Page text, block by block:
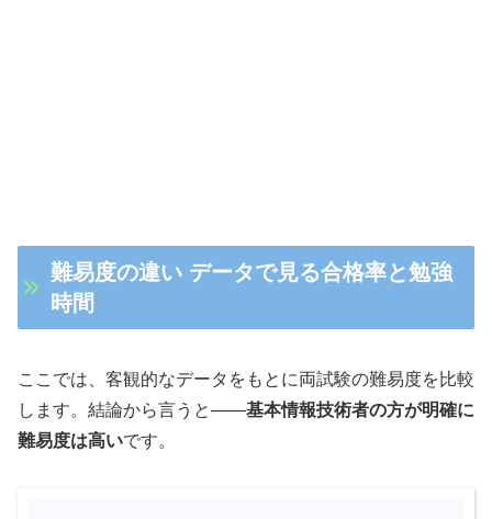
難易度の違い データで見る合格率と勉強
時間
ここでは、客観的なデータをもとに両試験の難易度を比較
します。結論から言うと――基本情報技術者の方が明確に
難易度は高いです。